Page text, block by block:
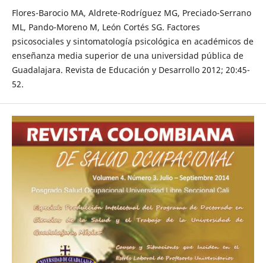
Flores-Barocio MA, Aldrete-Rodríguez MG, Preciado-Serrano
ML, Pando-Moreno M, León Cortés SG. Factores
psicosociales y sintomatología psicológica en académicos de
enseñanza media superior de una universidad pública de
Guadalajara. Revista de Educación y Desarrollo 2012; 20:45-
52.